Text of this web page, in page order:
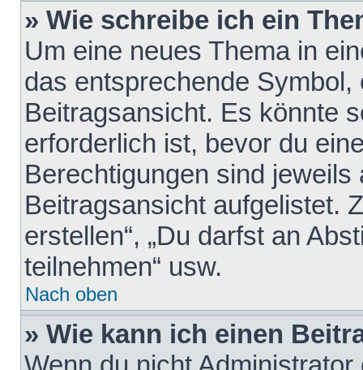
» Wie schreibe ich ein
Um eine neues Thema in
das entsprechende
Beitragsansicht. Es könnte
erforderlich ist, bevor du
Berechtigungen sind
Beitragsansicht aufgelistet.
erstellen“, „Du darfst an
teilnehmen“ usw.
Nach oben
» Wie kann ich einen